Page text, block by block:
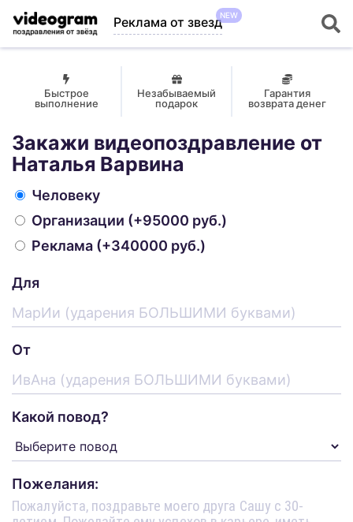
Реклама от звездNEW
Быстрое
выполнение
Незабываемый
подарок
Гарантия
возврата денег
Закажи видеопоздравление от
Наталья Варвина
Человеку
Организации (+95000 руб.)
Реклама (+340000 руб.)
Для
От
Какой повод?
Пожелания: